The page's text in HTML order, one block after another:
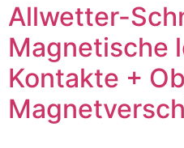
Allwetter-
Magnetische
Kontakte +